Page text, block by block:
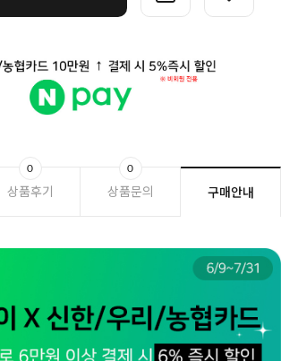
상품후기
0
상품문의
0
구매안내